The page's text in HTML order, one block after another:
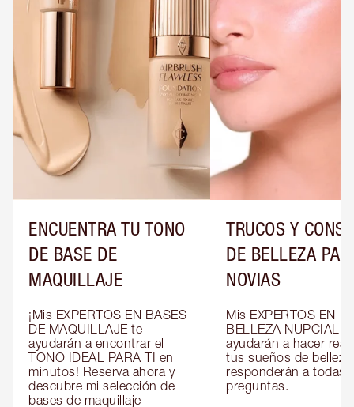
ENCUENTRA TU TONO
DE BASE DE
MAQUILLAJE
¡Mis EXPERTOS EN BASES
DE MAQUILLAJE te
ayudarán a encontrar el
TONO IDEAL PARA TI en
minutos! Reserva ahora y
descubre mi selección de
bases de maquillaje
TRUCOS Y
DE BELLEZA
NOVIAS
Mis EXPERTOS EN
BELLEZA NUPCIAL te
ayudarán a hacer
tus sueños de belleza
responderán a todas
preguntas.